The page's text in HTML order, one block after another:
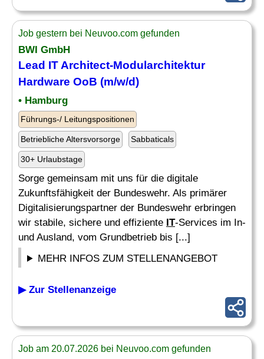
Job gestern bei Neuvoo.com gefunden
BWI GmbH
Lead IT Architect-Modularchitektur
Hardware OoB (m/w/d)
• Hamburg
Führungs-/ Leitungspositionen
Betriebliche Altersvorsorge Sabbaticals
30+ Urlaubstage
Sorge gemeinsam mit uns für die digitale
Zukunftsfähigkeit der Bundeswehr. Als primärer
Digitalisierungspartner der Bundeswehr erbringen
wir stabile, sichere und effiziente IT-Services im In-
und Ausland, vom Grundbetrieb bis [...]
MEHR INFOS ZUM STELLENANGEBOT
▶ Zur Stellenanzeige
Job am 20.07.2026 bei Neuvoo.com gefunden